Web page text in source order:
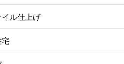
ル仕上げ